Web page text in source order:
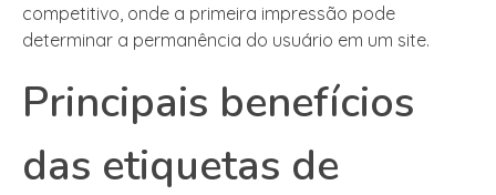
competitivo, onde a primeira impressão pode
determinar a permanência do usuário em um site.
Principais benefícios
das etiquetas de